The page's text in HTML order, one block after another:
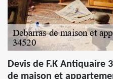
Devis de F.K Antiquaire
de maison et